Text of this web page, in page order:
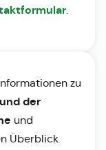
.
zu
der
und
Überblick